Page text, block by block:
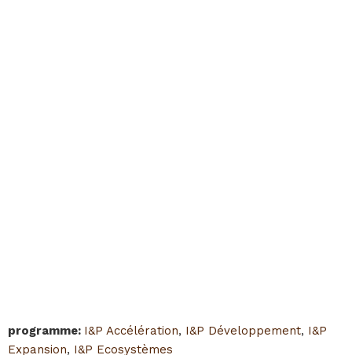
programme: I&P Accélération, I&P Développement, I&P
Expansion, I&P Ecosystèmes